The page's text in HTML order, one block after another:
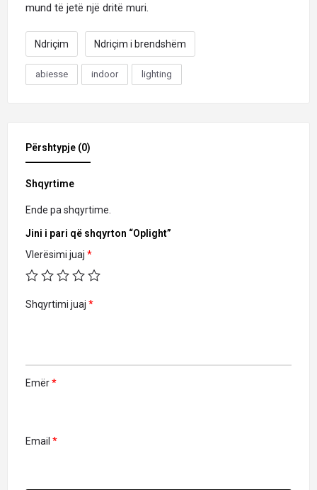
mund të jetë një dritë muri.
Ndriçim Ndriçim i brendshëm
abiesse indoor lighting
Përshtypje (0)
Shqyrtime
Ende pa shqyrtime.
Jini i pari që shqyrton “Oplight”
Vlerësimi juaj *
Shqyrtimi juaj *
Emër*
Email *